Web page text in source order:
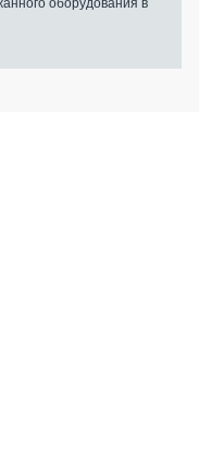
оборудования в